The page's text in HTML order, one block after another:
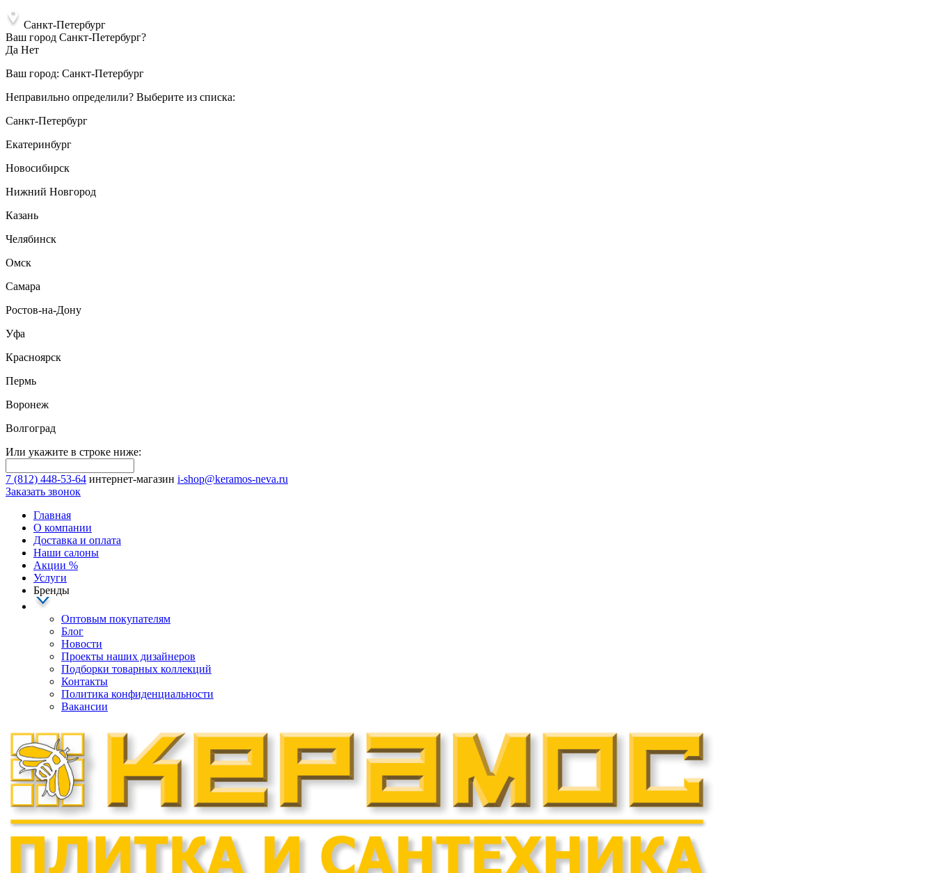
Санкт-Петербург
Ваш город Санкт-Петербург?
Да Нет
Ваш город: Санкт-Петербург
Неправильно определили? Выберите из списка:
Санкт-Петербург
Екатеринбург
Новосибирск
Нижний Новгород
Казань
Челябинск
Омск
Самара
Ростов-на-Дону
Уфа
Красноярск
Пермь
Воронеж
Волгоград
Или укажите в строке ниже:
7 (812) 448-53-64 интернет-магазин i-shop@keramos-neva.ru
Заказать звонок
Главная
О компании
Доставка и оплата
Наши cалоны
Акции %
Услуги
Бренды
Оптовым покупателям
Блог
Новости
Проекты наших дизайнеров
Подборки товарных коллекций
Контакты
Политика конфиденциальности
Вакансии